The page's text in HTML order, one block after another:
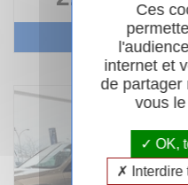
Voir
Ces
internet et
de partager
vous
OK,